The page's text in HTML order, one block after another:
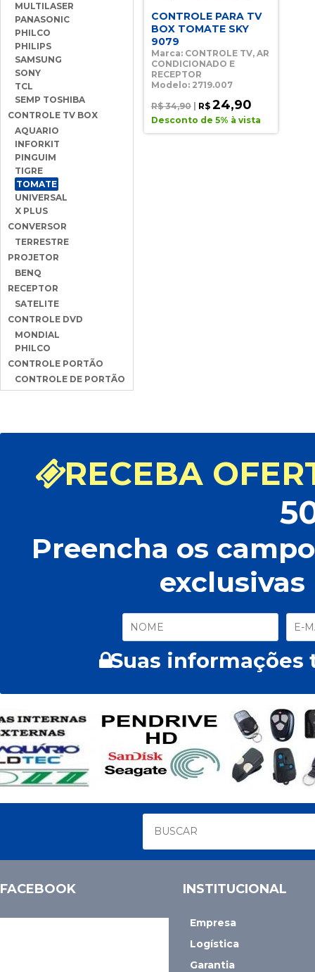
MULTILASER
PANASONIC
PHILCO
PHILIPS
SAMSUNG
SONY
TCL
SEMP TOSHIBA
CONTROLE TV BOX
AQUARIO
INFORKIT
PINGUIM
TIGRE
TOMATE
UNIVERSAL
X PLUS
CONVERSOR
TERRESTRE
PROJETOR
BENQ
RECEPTOR
SATELITE
CONTROLE DVD
MONDIAL
PHILCO
CONTROLE PORTÃO
CONTROLE DE PORTÃO
CONTROLE PARA TV
BOX TOMATE SKY
9079
Marca: CONTROLE TV, AR
CONDICIONADO E
RECEPTOR
Modelo: 2719.007
R$ 34,90
R$ 24,90
Desconto de 5% à vista
RECEBA
Preencha os
exclusivas
Suas informações
FACEBOOK INSTITUCIONAL
Empresa
Logística
Garantia